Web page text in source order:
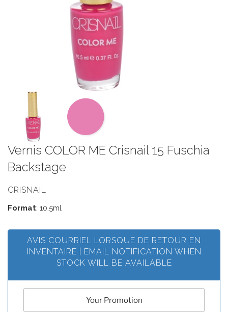
Vernis COLOR ME Crisnail 15 Fuschia
Backstage
CRISNAIL
Format: 10.5ml
AVIS COURRIEL LORSQUE DE RETOUR EN
INVENTAIRE | EMAIL NOTIFICATION WHEN
STOCK WILL BE AVAILABLE